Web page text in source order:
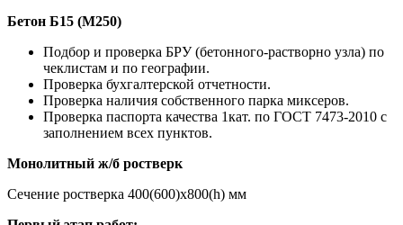
Бетон Б15 (М250)
Подбор и проверка БРУ (бетонного-растворно узла) по
чеклистам и по географии.
Проверка бухгалтерской отчетности.
Проверка наличия собственного парка миксеров.
Проверка паспорта качества 1кат. по ГОСТ 7473-2010 с
заполнением всех пунктов.
Монолитный ж/б ростверк
Сечение ростверка 400(600)х800(h) мм